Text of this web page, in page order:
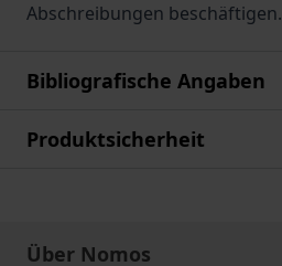
Abschreibungen beschäftigen.
Bibliografische Angaben
Produktsicherheit
Über Nomos